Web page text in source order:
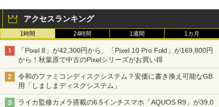
アクセスランキング
1時間 24時間 1週間 1カ月
「Pixel 8」が42,300円から、「Pixel 10 Pro Fold」が169,800円
から！秋葉原で中古のPixelシリーズがお買い得
令和のファミコンディスクシステム？安価に書き換え可能なGB
用「しましまディスクシステム」
ライカ監修カメラ搭載の6.5インチスマホ「AQUOS R9」が39,0